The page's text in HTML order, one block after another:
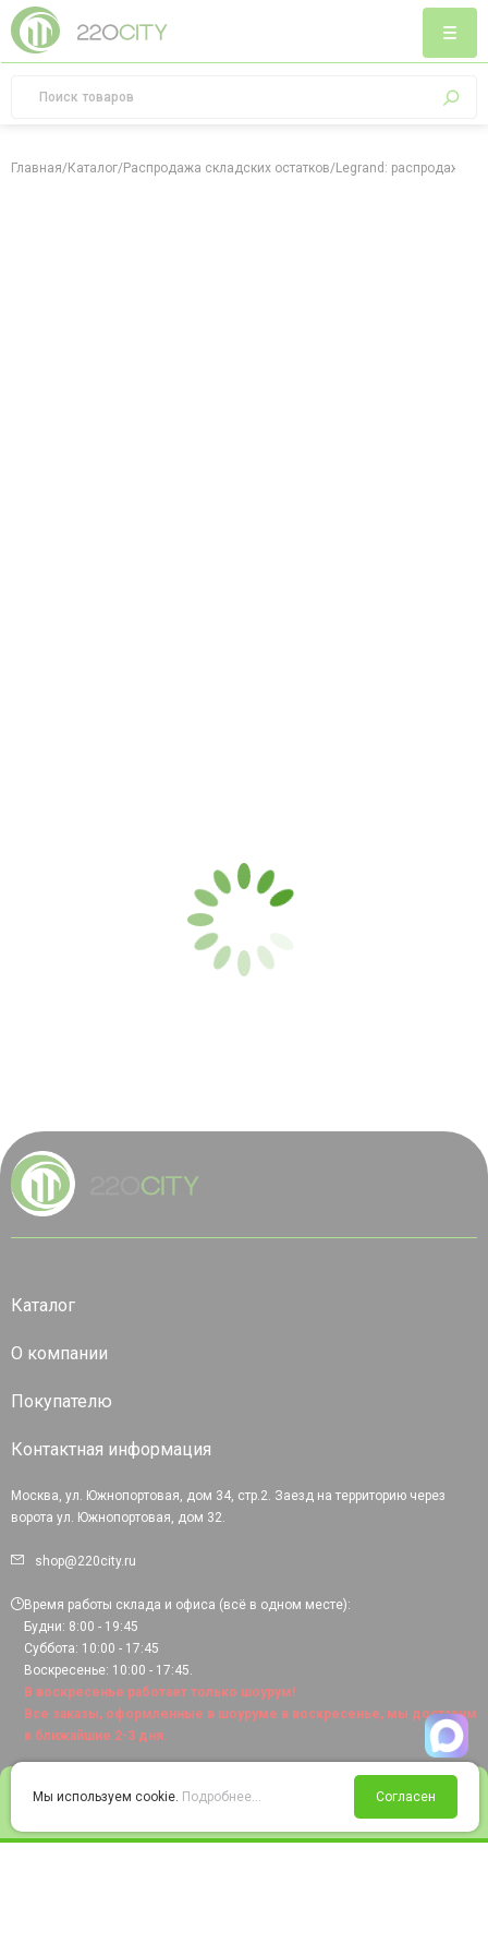
Войти Избранное Корзина
Главная/Каталог/Распродажа складских остатков/Legrand: распродажа
Каталог
О компании
Покупателю
Контактная информация
Москва, ул. Южнопортовая, дом 34, стр.2. Заезд на территорию через
ворота ул. Южнопортовая, дом 32.
shop@220city.ru
Время работы склада и офиса (всё в одном месте):
Будни: 8:00 - 19:45
Суббота: 10:00 - 17:45
Воскресенье: 10:00 - 17:45.
В воскресенье работает только шоурум!
Все заказы, оформленные в шоуруме в воскресенье, мы доставим
в ближайшие 2-3 дня.
Мы используем cookie. Подробнее... Согласен